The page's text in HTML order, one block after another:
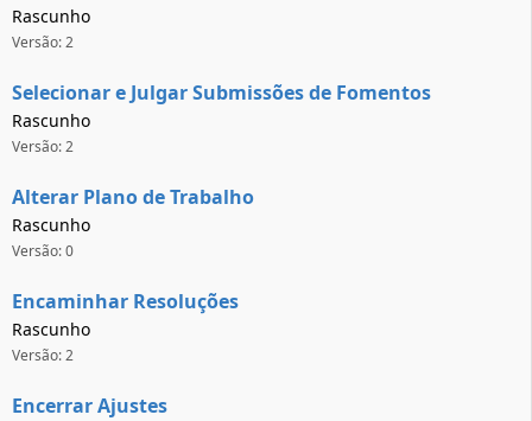
Rascunho
Versão: 2
Selecionar e Julgar Submissões de Fomentos
Rascunho
Versão: 2
Alterar Plano de Trabalho
Rascunho
Versão: 0
Encaminhar Resoluções
Rascunho
Versão: 2
Encerrar Ajustes